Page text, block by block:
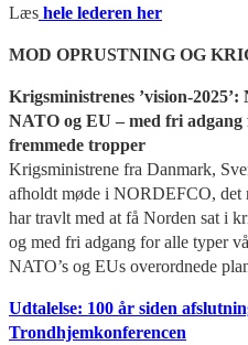
Læs hele lederen her
MOD OPRUSTNING OG
Krigsministrenes ’vision-
NATO og EU – med fri adgang
fremmede tropper
Krigsministrene fra Danmark,
afholdt møde i NORDEFCO, det
har travlt med at få Norden sat i
og med fri adgang for alle typer
NATO’s og EUs overordnede
Udtalelse: 100 år siden
Trondhjemkonferencen